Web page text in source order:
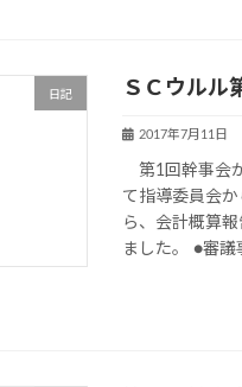
日記 ＳＣウルル
2017年7月11日
第1回幹事会
て指導委員会
ら、会計概算
ました。 ●審議